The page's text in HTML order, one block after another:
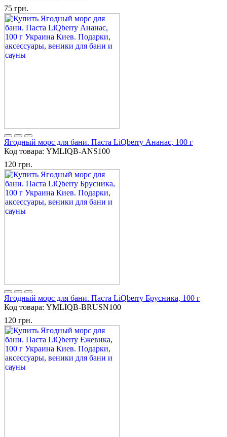
75 грн.
Ягодный морс для бани. Паста LiQberry Ананас, 100 г
Код товара: YMLIQB-ANS100
120 грн.
Ягодный морс для бани. Паста LiQberry Брусника, 100 г
Код товара: YMLIQB-BRUSN100
120 грн.